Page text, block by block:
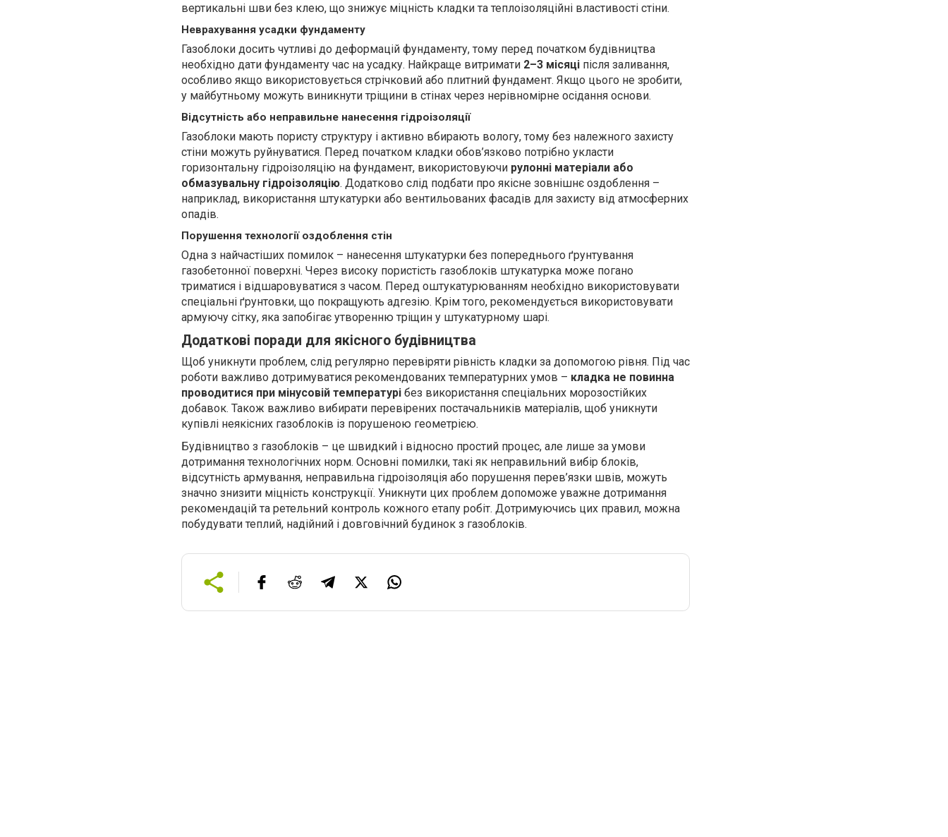
вертикальні шви без клею, що знижує міцність кладки та теплоізоляційні властивості стіни.
Неврахування усадки фундаменту
Газоблоки досить чутливі до деформацій фундаменту, тому перед початком будівництва
необхідно дати фундаменту час на усадку. Найкраще витримати 2–3 місяці після заливання,
особливо якщо використовується стрічковий або плитний фундамент. Якщо цього не зробити,
у майбутньому можуть виникнути тріщини в стінах через нерівномірне осідання основи.
Відсутність або неправильне нанесення гідроізоляції
Газоблоки мають пористу структуру і активно вбирають вологу, тому без належного захисту
стіни можуть руйнуватися. Перед початком кладки обов’язково потрібно укласти
горизонтальну гідроізоляцію на фундамент, використовуючи рулонні матеріали або
обмазувальну гідроізоляцію. Додатково слід подбати про якісне зовнішнє оздоблення –
наприклад, використання штукатурки або вентильованих фасадів для захисту від атмосферних
опадів.
Порушення технології оздоблення стін
Одна з найчастіших помилок – нанесення штукатурки без попереднього ґрунтування
газобетонної поверхні. Через високу пористість газоблоків штукатурка може погано
триматися і відшаровуватися з часом. Перед оштукатурюванням необхідно використовувати
спеціальні ґрунтовки, що покращують адгезію. Крім того, рекомендується використовувати
армуючу сітку, яка запобігає утворенню тріщин у штукатурному шарі.
Додаткові поради для якісного будівництва
Щоб уникнути проблем, слід регулярно перевіряти рівність кладки за допомогою рівня. Під час
роботи важливо дотримуватися рекомендованих температурних умов – кладка не повинна
проводитися при мінусовій температурі без використання спеціальних морозостійких
добавок. Також важливо вибирати перевірених постачальників матеріалів, щоб уникнути
купівлі неякісних газоблоків із порушеною геометрією.
Будівництво з газоблоків – це швидкий і відносно простий процес, але лише за умови
дотримання технологічних норм. Основні помилки, такі як неправильний вибір блоків,
відсутність армування, неправильна гідроізоляція або порушення перев’язки швів, можуть
значно знизити міцність конструкції. Уникнути цих проблем допоможе уважне дотримання
рекомендацій та ретельний контроль кожного етапу робіт. Дотримуючись цих правил, можна
побудувати теплий, надійний і довговічний будинок з газоблоків.